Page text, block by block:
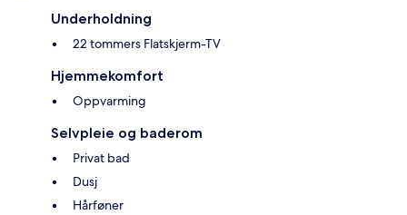
Underholdning
22 tommers Flatskjerm-TV
Hjemmekomfort
Oppvarming
Selvpleie og baderom
Privat bad
Dusj
Hårføner